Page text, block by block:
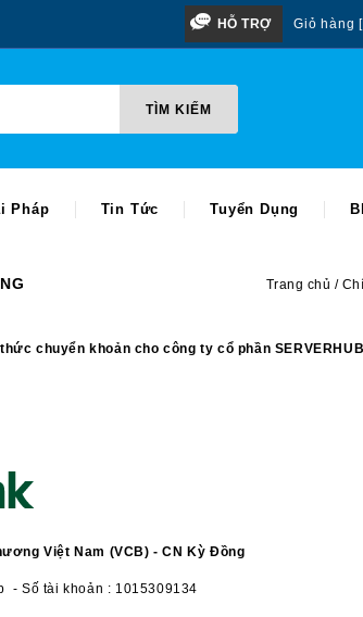
Giỏ hàng
HỖ TRỢ
TÌM KIẾM
TÌM KIẾM
Pháp Tin Tức Tuyển Dụng
Trang chủ
chuyển khoản cho công ty cổ phần SERVERHUB
Việt Nam (VCB) - CN Kỳ Đồng
- Số tài khoản : 1015309134